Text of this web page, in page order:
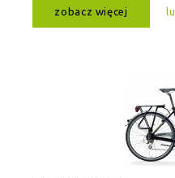
zobacz więcej